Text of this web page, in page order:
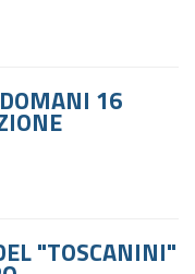
16
"TOSCANINI"